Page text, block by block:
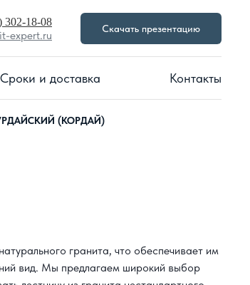
302-18-08
expert.ru
Скачать презентацию
Сроки и доставка Контакты
(КОРДАЙ)
гранита, что обеспечивает им
вид. Мы предлагаем широкий выбор